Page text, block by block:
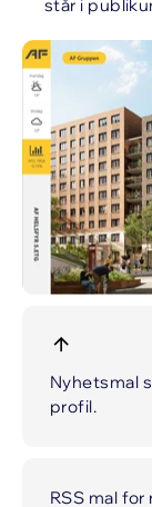
står i
Nyhetsmal
profil.
RSS mal